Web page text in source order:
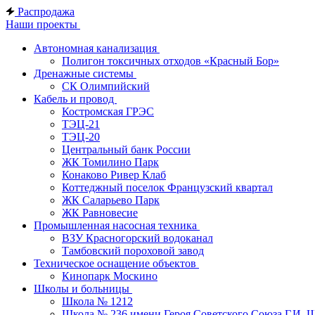
Распродажа
Наши проекты
Автономная канализация
Полигон токсичных отходов «Красный Бор»
Дренажные системы
СК Олимпийский
Кабель и провод
Костромская ГРЭС
ТЭЦ-21
ТЭЦ-20
Центральный банк России
ЖК Томилино Парк
Конаково Ривер Клаб
Коттеджный поселок Французский квартал
ЖК Саларьево Парк
ЖК Равновесие
Промышленная насосная техника
ВЗУ Красногорский водоканал
Тамбовский пороховой завод
Техническое оснащение объектов
Кинопарк Москино
Школы и больницы
Школа № 1212